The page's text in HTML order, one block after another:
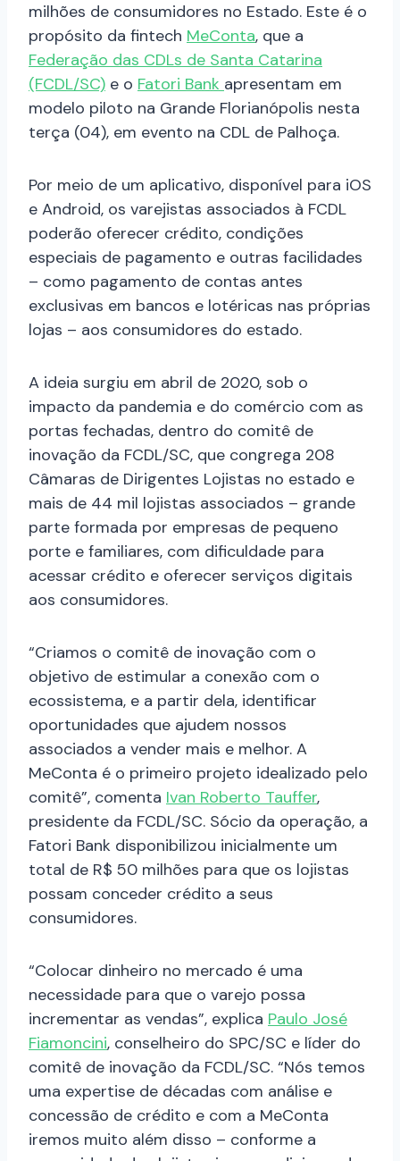
milhões de consumidores no Estado. Este é o
propósito da fintech MeConta, que a
Federação das CDLs de Santa Catarina
(FCDL/SC) e o Fatori Bank apresentam em
modelo piloto na Grande Florianópolis nesta
terça (04), em evento na CDL de Palhoça.
Por meio de um aplicativo, disponível para iOS
e Android, os varejistas associados à FCDL
poderão oferecer crédito, condições
especiais de pagamento e outras facilidades
– como pagamento de contas antes
exclusivas em bancos e lotéricas nas próprias
lojas – aos consumidores do estado.
A ideia surgiu em abril de 2020, sob o
impacto da pandemia e do comércio com as
portas fechadas, dentro do comitê de
inovação da FCDL/SC, que congrega 208
Câmaras de Dirigentes Lojistas no estado e
mais de 44 mil lojistas associados – grande
parte formada por empresas de pequeno
porte e familiares, com dificuldade para
acessar crédito e oferecer serviços digitais
aos consumidores.
“Criamos o comitê de inovação com o
objetivo de estimular a conexão com o
ecossistema, e a partir dela, identificar
oportunidades que ajudem nossos
associados a vender mais e melhor. A
MeConta é o primeiro projeto idealizado pelo
comitê”, comenta Ivan Roberto Tauffer,
presidente da FCDL/SC. Sócio da operação, a
Fatori Bank disponibilizou inicialmente um
total de R$ 50 milhões para que os lojistas
possam conceder crédito a seus
consumidores.
“Colocar dinheiro no mercado é uma
necessidade para que o varejo possa
incrementar as vendas”, explica Paulo José
Fiamoncini, conselheiro do SPC/SC e líder do
comitê de inovação da FCDL/SC. “Nós temos
uma expertise de décadas com análise e
concessão de crédito e com a MeConta
iremos muito além disso – conforme a